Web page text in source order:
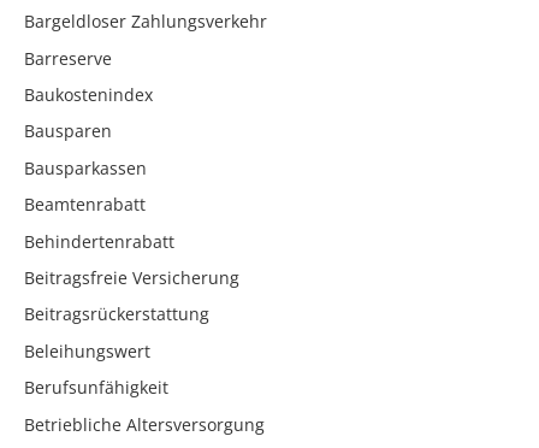
Bargeldloser Zahlungsverkehr
Barreserve
Baukostenindex
Bausparen
Bausparkassen
Beamtenrabatt
Behindertenrabatt
Beitragsfreie Versicherung
Beitragsrückerstattung
Beleihungswert
Berufsunfähigkeit
Betriebliche Altersversorgung